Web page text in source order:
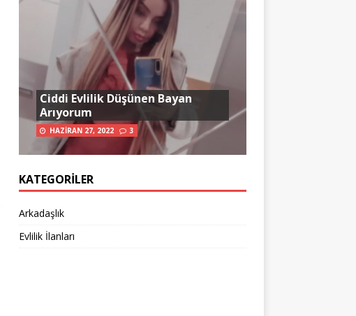
Ciddi Evlilik Düşünen Bayan
Arıyorum
HAZIRAN 27, 2022 3
KATEGORILER
Arkadaşlık
Evlilik İlanları